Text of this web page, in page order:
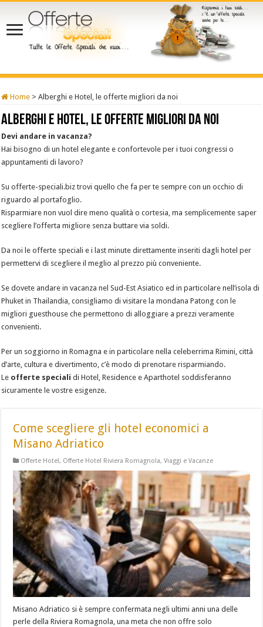
Home > Alberghi e Hotel, le offerte migliori da noi
Alberghi e Hotel, le offerte migliori da noi
Devi andare in vacanza?
Hai bisogno di un hotel elegante e confortevole per i tuoi congressi o
appuntamenti di lavoro?
Su offerte-speciali.biz trovi quello che fa per te sempre con un occhio di
riguardo al portafoglio.
Risparmiare non vuol dire meno qualità o cortesia, ma semplicemente saper
scegliere l’offerta migliore senza buttare via soldi.
Da noi le offerte speciali e i last minute direttamente inseriti dagli hotel per
permettervi di scegliere il meglio al prezzo più conveniente.
Se dovete andare in vacanza nel Sud-Est Asiatico ed in particolare nell’isola di
Phuket in Thailandia, consigliamo di visitare la mondana Patong con le
migliori guesthouse che permettono di alloggiare a prezzi veramente
convenienti.
Per un soggiorno in Romagna e in particolare nella celeberrima Rimini, città
d’arte, cultura e divertimento, c’è modo di prenotare risparmiando.
Le offerte speciali di Hotel, Residence e Aparthotel soddisferanno
sicuramente le vostre esigenze.
Come scegliere gli hotel economici a
Misano Adriatico
Offerte Hotel, Offerte Hotel Riviera Romagnola,Viaggi e Vacanze
Misano Adriatico si è sempre confermata negli ultimi anni una delle
perle della Riviera Romagnola, una meta che non offre solo